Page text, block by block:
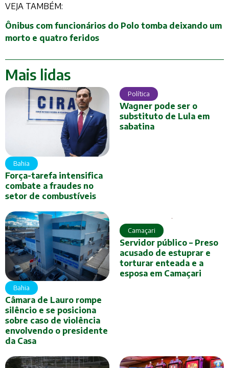
VEJA TAMBÉM:
Ônibus com funcionários do Polo tomba deixando um
morto e quatro feridos
Mais lidas
Bahia
Força-tarefa intensifica
combate a fraudes no
setor de combustíveis
Política
Wagner pode ser o
substituto de Lula em
sabatina
Bahia
Câmara de Lauro rompe
silêncio e se posiciona
sobre caso de violência
envolvendo o presidente
da Casa
Camaçari
Servidor público – Preso
acusado de estuprar e
torturar enteada e a
esposa em Camaçari